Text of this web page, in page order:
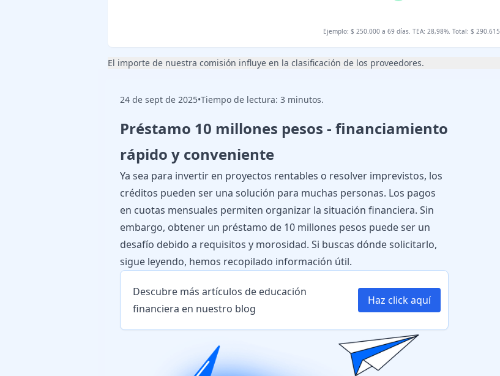
Ejemplo: $ 250.000 a 69 días. TEA: 28,98%. Total: $ 290.615
El importe de nuestra comisión influye en la clasificación de los proveedores.
24 de sept de 2025•Tiempo de lectura: 3 minutos.
Préstamo 10 millones pesos - financiamiento
rápido y conveniente
Ya sea para invertir en proyectos rentables o resolver imprevistos, los
créditos pueden ser una solución para muchas personas. Los pagos
en cuotas mensuales permiten organizar la situación financiera. Sin
embargo, obtener un préstamo de 10 millones pesos puede ser un
desafío debido a requisitos y morosidad. Si buscas dónde solicitarlo,
sigue leyendo, hemos recopilado información útil.
Descubre más artículos de educación
financiera en nuestro blog
Haz click aquí